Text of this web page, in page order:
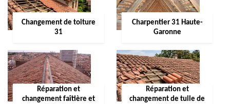
Changement de toiture
31
Charpentier 31 Haute-
Garonne
Réparation et
changement faîtière et
Réparation et
changement de tuile de